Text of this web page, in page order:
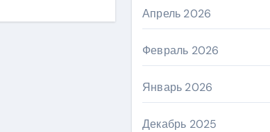
Апрель 2026
Февраль 2026
Январь 2026
Декабрь 2025